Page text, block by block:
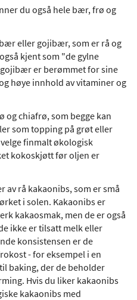
du også hele bær, frø og
eller gojibær, som er rå og
kjent som "de gylne
er berømmet for sine
høye innhold av vitaminer og
og chiafrø, som begge kan
som topping på grøt eller
finmalt økologisk
kokoskjøtt før oljen er
av rå kakaonibs, som er små
i solen. Kakaonibs er
kakaosmak, men de er også
ikke er tilsatt melk eller
konsistensen er de
- for eksempel i en
baking, der de beholder
Hvis du liker kakaonibs
kakaonibs med